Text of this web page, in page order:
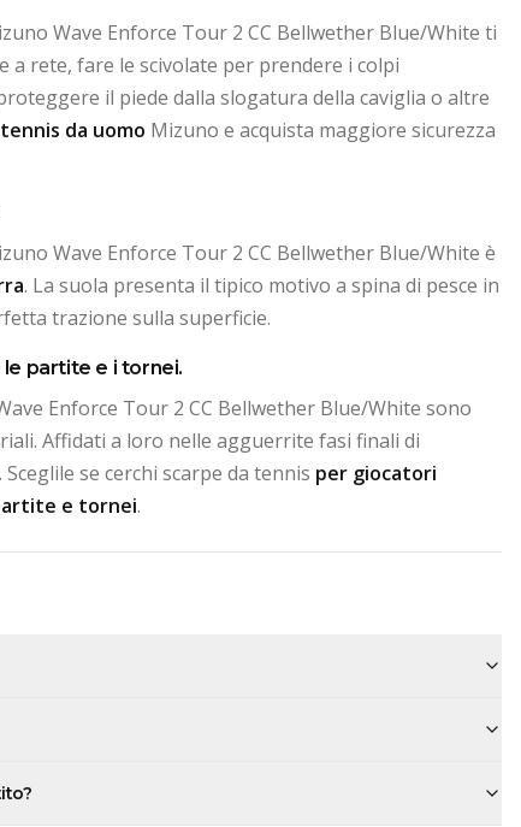
Wave Enforce Tour 2 CC Bellwether Blue/White ti
a rete, fare le scivolate per prendere i colpi
il piede dalla slogatura della caviglia o altre
da uomo Mizuno e acquista maggiore sicurezza
Wave Enforce Tour 2 CC Bellwether Blue/White è
. La suola presenta il tipico motivo a spina di pesce in
trazione sulla superficie.
partite e i tornei.
Enforce Tour 2 CC Bellwether Blue/White sono
Affidati a loro nelle agguerrite fasi finali di
se cerchi scarpe da tennis per giocatori
e tornei.